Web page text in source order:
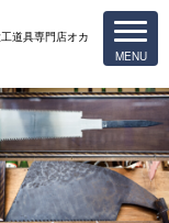
道具専門店オカ